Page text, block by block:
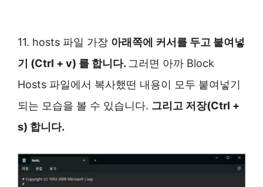
11. hosts 파일 가장 아래쪽에 커서를 두고 붙여넣
기 (Ctrl + v) 를 합니다. 그러면 아까 Block
Hosts 파일에서 복사했떤 내용이 모두 붙여넣기
되는 모습을 볼 수 있습니다. 그리고 저장(Ctrl +
s) 합니다.